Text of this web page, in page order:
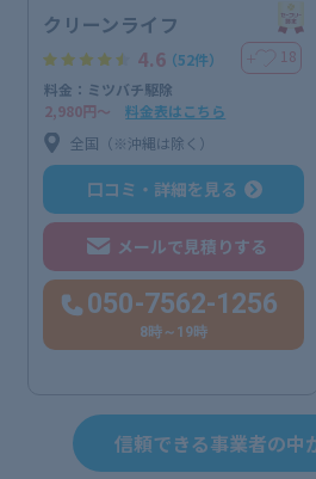
クリーンライフ
4.6（52件） ＋
18
料金：ミツバチ駆除
2,980円〜
料金表はこちら
全国（※沖縄は除く）
口コミ・詳細を見る
メールで見積りする
050-7562-1256
8時～19時
信頼できる事業者の中